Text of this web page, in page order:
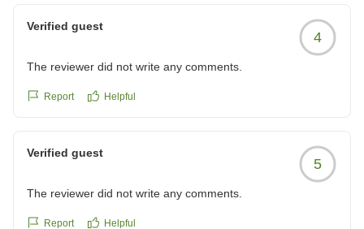
Verified guest
4
The reviewer did not write any comments.
Report Helpful
Verified guest
5
The reviewer did not write any comments.
Report Helpful